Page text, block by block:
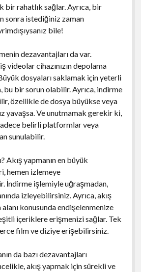
bir rahatlık sağlar. Ayrıca, bir
sonra istediğiniz zaman
bile!
dezavantajları da var.
videolar cihazınızın depolama
dosyaları saklamak için yeterli
bu bir sorun olabilir. Ayrıca, indirme
özellikle de dosya büyükse veya
yavaşsa. Ve unutmamak gerekir ki,
belirli platformlar veya
sunulabilir.
Akış yapmanın en büyük
hemen izlemeye
İndirme işlemiyle uğraşmadan,
izleyebilirsiniz. Ayrıca, akış
konusunda endişelenmenize
içeriklere erişmenizi sağlar. Tek
film ve diziye erişebilirsiniz.
da bazı dezavantajları
akış yapmak için sürekli ve